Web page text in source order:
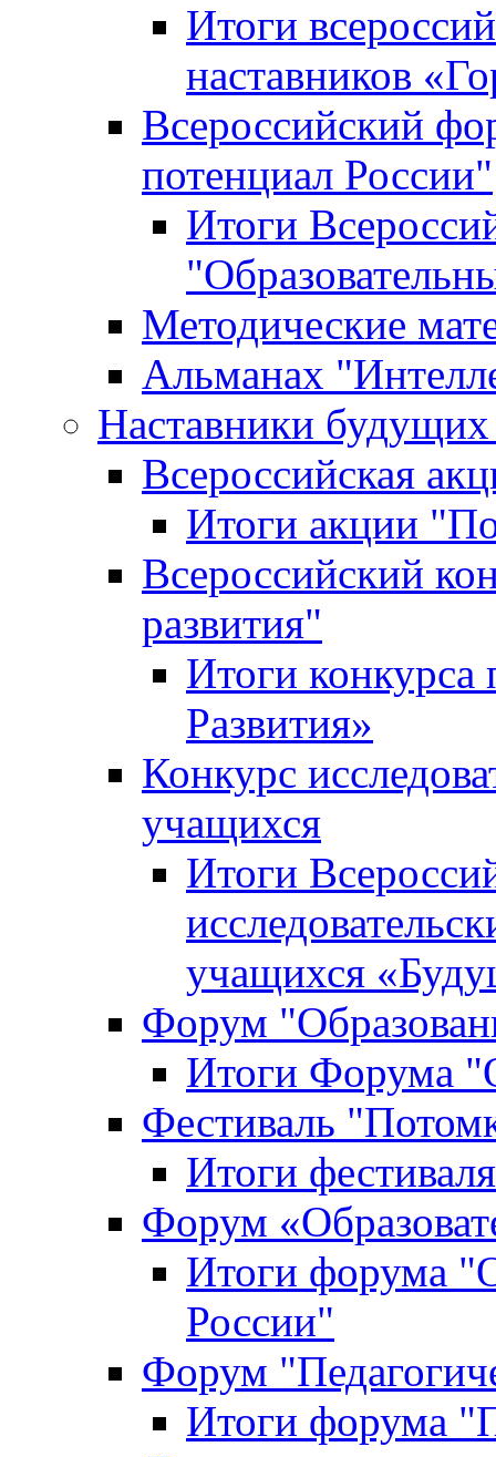
Итоги
наставников
Всероссийский
потенциал России"
Итоги
Методические
Альманах
Наставники
Всероссийская
Итоги акции
Всероссийский
развития"
Итоги конкурса
Развития»
Конкурс
учащихся
Итоги
учащихся
Форум
Итоги Форума
Фестиваль
Итоги
Форум
Итоги форума
России"
Форум
Итоги форума